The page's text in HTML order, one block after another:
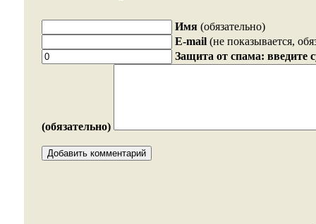
Имя (обязательно)
E-mail (не показывается,
Защита от спама: введите
(обязательно)